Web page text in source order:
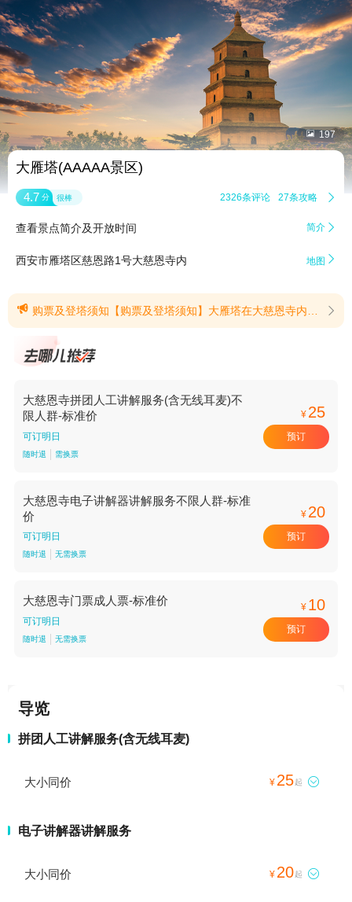
 197
大雁塔(AAAAA景区)
4.7 分 很棒 2326条评论 27条攻略 
查看景点简介及开放时间 简介 
西安市雁塔区慈恩路1号大慈恩寺内 地图 
 购票及登塔须知【购票及登塔须知】大雁塔在大慈恩寺内，如需登塔请至登塔入口处线下购买登塔票(提示有效期2024/5/20至2026/12/31) 
大慈恩寺拼团人工讲解服务(含无线耳麦)不
限人群-标准价
可订明日
随时退 需换票
¥ 25
预订
大慈恩寺电子讲解器讲解服务不限人群-标准
价
可订明日
随时退 无需换票
¥ 20
预订
大慈恩寺门票成人票-标准价
可订明日
随时退 无需换票
¥ 10
预订
导览
拼团人工讲解服务(含无线耳麦)
大小同价 ¥ 25起 
电子讲解器讲解服务
大小同价 ¥ 20起 
